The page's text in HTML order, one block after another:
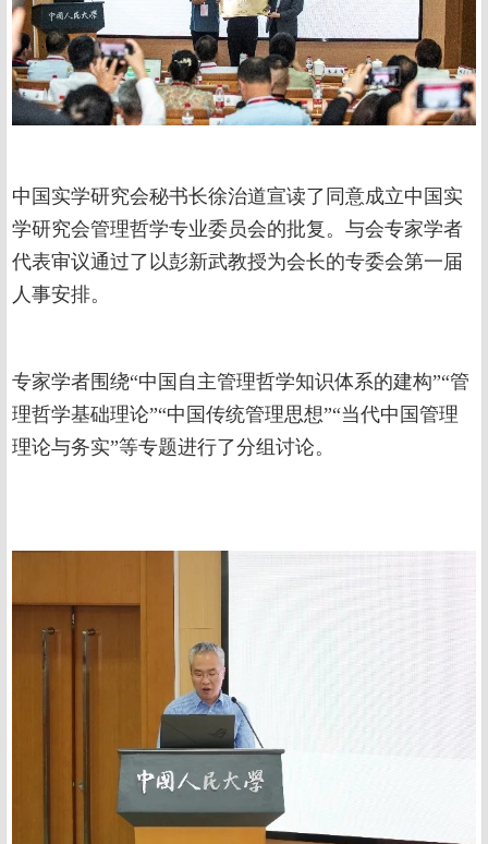
中国实学研究会秘书长徐治道宣读了同意成立中国实
学研究会管理哲学专业委员会的批复。与会专家学者
代表审议通过了以彭新武教授为会长的专委会第一届
人事安排。
专家学者围绕“中国自主管理哲学知识体系的建构”“管
理哲学基础理论”“中国传统管理思想”“当代中国管理
理论与务实”等专题进行了分组讨论。